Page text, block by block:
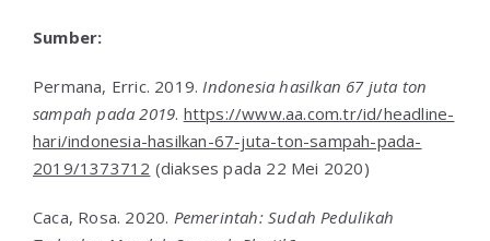
Sumber:
Permana, Erric. 2019.Indonesia hasilkan 67 juta ton
sampah pada 2019. https://www.aa.com.tr/id/headline-
hari/indonesia-hasilkan-67-juta-ton-sampah-pada-
2019/1373712 (diakses pada 22 Mei 2020)
Caca, Rosa. 2020. Pemerintah: Sudah Pedulikah